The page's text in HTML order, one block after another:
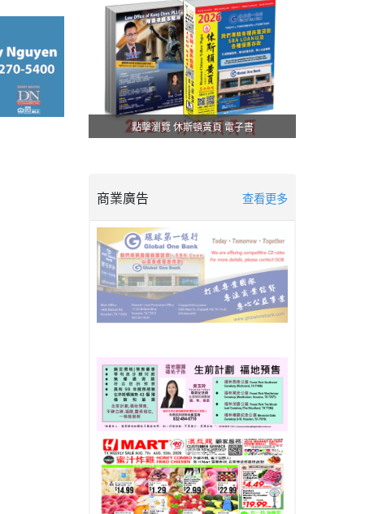
點擊瀏覽 休斯頓黃頁 電子書
商業廣告 查看更多